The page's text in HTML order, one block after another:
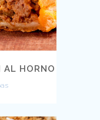
AL HORNO